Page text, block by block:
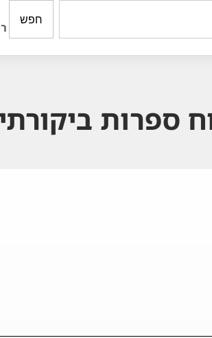
חפש
ספרות